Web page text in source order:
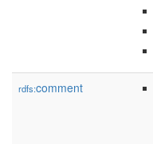
rdfs:comment